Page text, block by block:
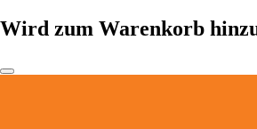
Wird zum Warenkorb